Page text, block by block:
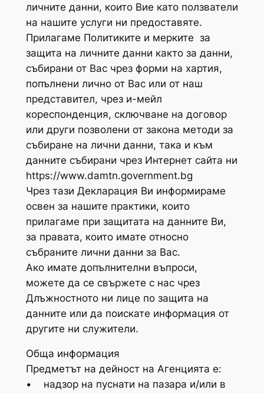
личните данни, които Вие като ползватели
на нашите услуги ни предоставяте.
Прилагаме Политиките и мерките за
защита на личните данни както за данни,
събирани от Вас чрез форми на хартия,
попълнени лично от Вас или от наш
представител, чрез и-мейл
кореспонденция, сключване на договор
или други позволени от закона методи за
събиране на лични данни, така и към
данните събирани чрез Интернет сайта ни
https://www.damtn.government.bg
Чрез тази Декларация Ви информираме
освен за нашите практики, които
прилагаме при защитата на данните Ви,
за правата, които имате относно
събраните лични данни за Вас.
Ако имате допълнителни въпроси,
можете да се свържете с нас чрез
Длъжностното ни лице по защита на
данните или да поискате информация от
другите ни служители.
Обща информация
Предметът на дейност на Агенцията е:
• надзор на пуснати на пазара и/или в